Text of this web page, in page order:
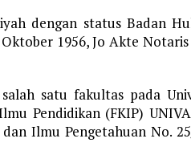
dengan status Badan
1956, Jo Akte
satu fakultas pada
Pendidikan (FKIP)
Ilmu Pengetahuan No.